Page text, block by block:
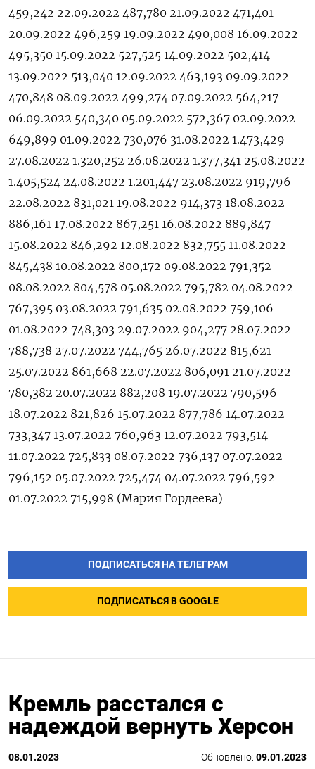
459,242 22.09.2022 487,780 21.09.2022 471,401
20.09.2022 496,259 19.09.2022 490,008 16.09.2022
495,350 15.09.2022 527,525 14.09.2022 502,414
13.09.2022 513,040 12.09.2022 463,193 09.09.2022
470,848 08.09.2022 499,274 07.09.2022 564,217
06.09.2022 540,340 05.09.2022 572,367 02.09.2022
649,899 01.09.2022 730,076 31.08.2022 1.473,429
27.08.2022 1.320,252 26.08.2022 1.377,341 25.08.2022
1.405,524 24.08.2022 1.201,447 23.08.2022 919,796
22.08.2022 831,021 19.08.2022 914,373 18.08.2022
886,161 17.08.2022 867,251 16.08.2022 889,847
15.08.2022 846,292 12.08.2022 832,755 11.08.2022
845,438 10.08.2022 800,172 09.08.2022 791,352
08.08.2022 804,578 05.08.2022 795,782 04.08.2022
767,395 03.08.2022 791,635 02.08.2022 759,106
01.08.2022 748,303 29.07.2022 904,277 28.07.2022
788,738 27.07.2022 744,765 26.07.2022 815,621
25.07.2022 861,668 22.07.2022 806,091 21.07.2022
780,382 20.07.2022 882,208 19.07.2022 790,596
18.07.2022 821,826 15.07.2022 877,786 14.07.2022
733,347 13.07.2022 760,963 12.07.2022 793,514
11.07.2022 725,833 08.07.2022 736,137 07.07.2022
796,152 05.07.2022 725,474 04.07.2022 796,592
01.07.2022 715,998 (Мария Гордеева)
ПОДПИСАТЬСЯ НА ТЕЛЕГРАМ
ПОДПИСАТЬСЯ В GOOGLE
Кремль расстался с
надеждой вернуть Херсон
08.01.2023 Обновлено: 09.01.2023